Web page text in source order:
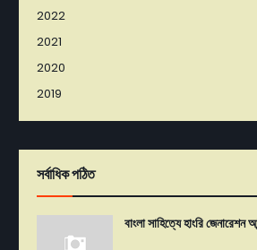
2022
2021
2020
2019
সর্বাধিক পঠিত
বাংলা সাহিত্যে হাংরি